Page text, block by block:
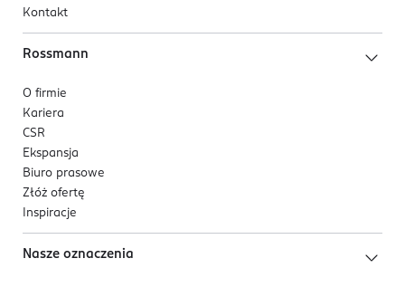
Kontakt
Rossmann
O firmie
Kariera
CSR
Ekspansja
Biuro prasowe
Złóż ofertę
Inspiracje
Nasze oznaczenia